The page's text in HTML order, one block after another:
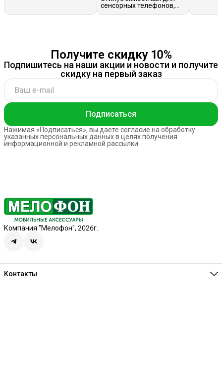
сенсорных телефонов,
Получите скидку 10%
Подпишитесь на наши акции и новости и получите
скидку на первый заказ
Подписаться
Нажимая «Подписаться», вы даете согласие на обработку
указанных персональных данных в целях получения
информационной и рекламной рассылки
Компания "Мелофон", 2026г.
Контакты